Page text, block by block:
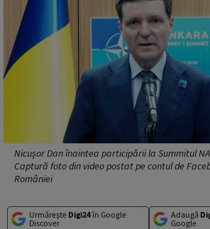
Nicușor Dan înaintea participării la Summitul
Captură foto din video postat pe contul de
României
Urmărește Digi24în Google
Discover
Adaugă
Google